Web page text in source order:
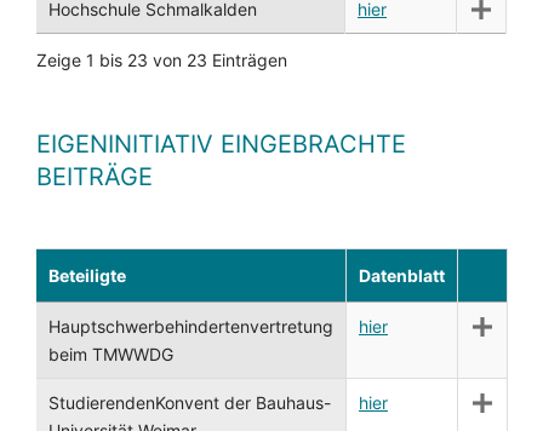
Hochschule Schmalkalden hier
Zeige 1 bis 23 von 23 Einträgen
EIGENINITIATIV EINGEBRACHTE
BEITRÄGE
Beteiligte Datenblatt
Hauptschwerbehindertenvertretung
beim TMWWDG
hier
StudierendenKonvent der Bauhaus-
hier